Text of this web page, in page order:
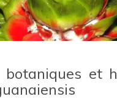
botaniques et